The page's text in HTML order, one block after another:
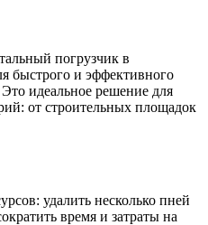
погрузчик в
быстрого и эффективного
идеальное решение для
от строительных площадок
удалить несколько пней
время и затраты на